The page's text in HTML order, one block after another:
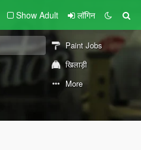
Show Adult लॉगिन
Paint Jobs
खिलाड़ी
More